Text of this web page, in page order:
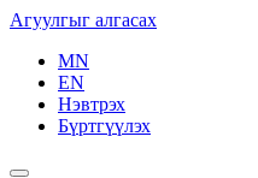
Агуулгыг алгасах
MN
EN
Нэвтрэх
Бүртгүүлэх